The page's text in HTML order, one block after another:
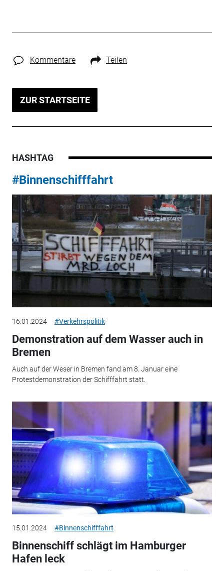
Kommentare Teilen
ZUR STARTSEITE
HASHTAG
#Binnenschifffahrt
16.01.2024 #Verkehrspolitik
Demonstration auf dem Wasser auch in
Bremen
Auch auf der Weser in Bremen fand am 8. Januar eine
Protestdemonstration der Schifffahrt statt.
15.01.2024 #Binnenschifffahrt
Binnenschiff schlägt im Hamburger
Hafen leck